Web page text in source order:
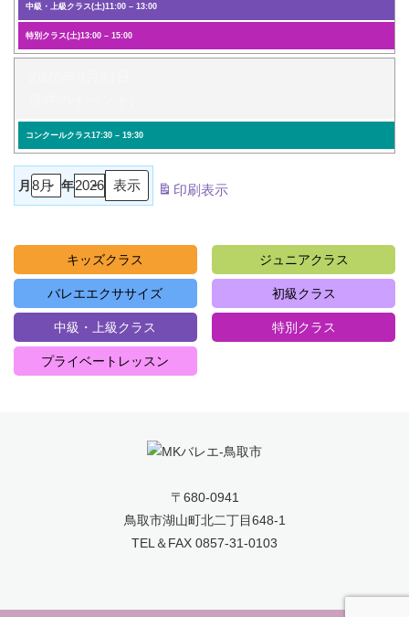
中級・上級クラス(土)11:00 – 13:00
特別クラス(土)13:00 – 15:00
コンクールクラス17:30 – 19:30
月 年 印刷表示
キッズクラス ジュニアクラス
バレエエクササイズ 初級クラス
中級・上級クラス 特別クラス
プライベートレッスン
〒680-0941
鳥取市湖山町北二丁目648-1
TEL＆FAX 0857-31-0103